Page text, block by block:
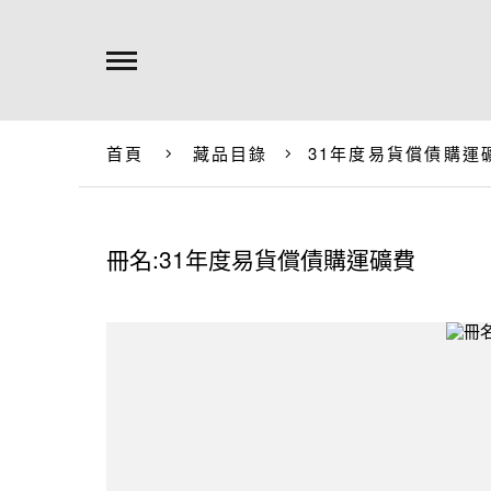
首頁 藏品目錄 31年度易貨償債購運
冊名:31年度易貨償債購運礦費